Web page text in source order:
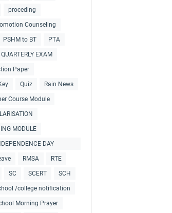
proceding
Counseling
PSHM to BT PTA
QUARTERLY EXAM
Paper
Quiz Rain News
Course Module
MODULE
DAY
RMSA RTE
SC SCERT SCH
/college notification
Morning Prayer